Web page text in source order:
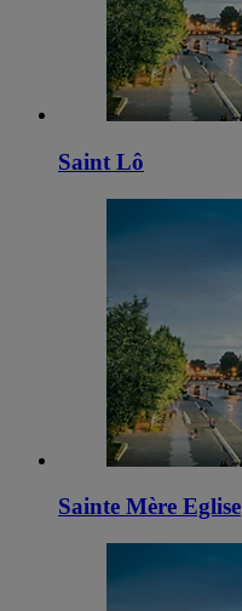
Saint Lô
Sainte Mère Eglise